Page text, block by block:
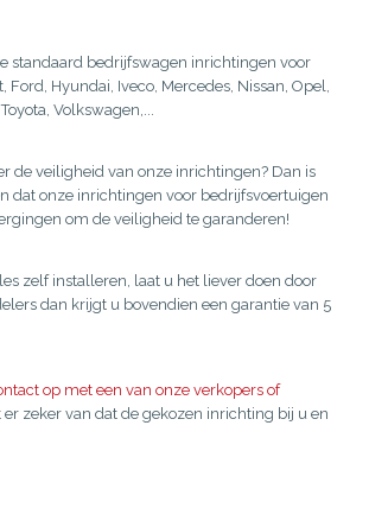
standaard bedrijfswagen inrichtingen voor
Ford, Hyundai, Iveco, Mercedes, Nissan, Opel,
Volkswagen,...
de veiligheid van onze inrichtingen? Dan is
dat onze inrichtingen voor bedrijfsvoertuigen
om de veiligheid te garanderen!
zelf installeren, laat u het liever doen door
dan krijgt u bovendien een garantie van 5
op met een van onze verkopers of
er zeker van dat de gekozen inrichting bij u en